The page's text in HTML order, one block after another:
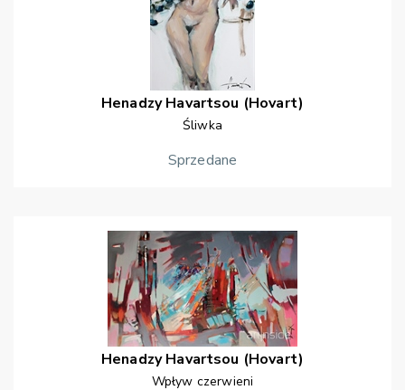
Henadzy Havartsou (Hovart)
Śliwka
Sprzedane
Henadzy Havartsou (Hovart)
Wpływ czerwieni